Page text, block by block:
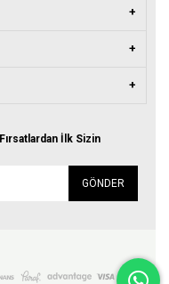
İlk Sizin
GÖNDER